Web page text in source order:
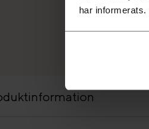
har informerats.